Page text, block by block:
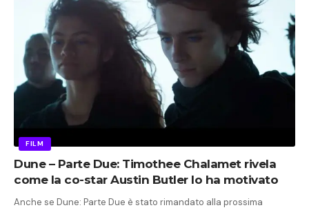
FILM
Dune – Parte Due: Timothee Chalamet rivela
come la co-star Austin Butler lo ha motivato
Anche se Dune: Parte Due è stato rimandato alla prossima